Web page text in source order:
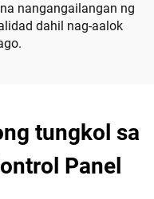
nangangailangan ng
dahil nag-aalok
tungkol sa
Panel